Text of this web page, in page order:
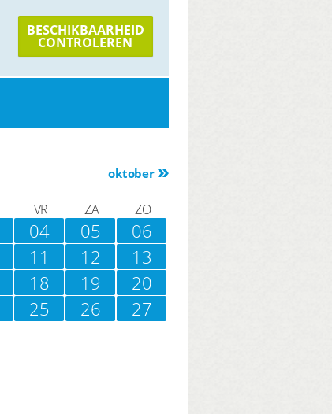
BESCHIKBAARHEID
CONTROLEREN
oktober
VR ZA ZO
04 05
06
11 12
13
18 19
20
25 26
27